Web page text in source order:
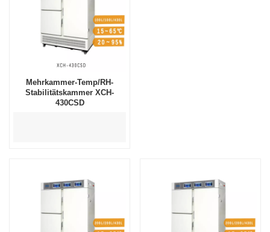
Mehrkammer-Temp/RH-
Stabilitätskammer XCH-
430CSD